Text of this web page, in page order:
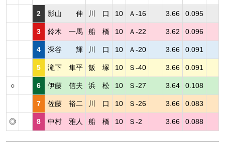
2 影山 伸 川 口 10 Ａ-16 3.66 0.095
3 鈴木 一馬 船 橋 10 Ａ-22 3.62 0.096
4 深谷 輝 川 口 10 Ａ-20 3.66 0.091
5 滝下 隼平 飯 塚 10 Ｓ-40 3.66 0.091
○ 6 伊藤 信夫 浜 松 10 Ｓ-27 3.64 0.108
7 佐藤 裕二 川 口 10 Ｓ-26 3.66 0.083
◎ 8 中村 雅人 船 橋 10 Ｓ-2 3.66 0.088